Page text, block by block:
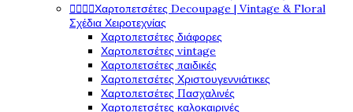
Χαρτοπετσέτες Decoupage | Vintage & Floral
Σχέδια Χειροτεχνίας
Χαρτοπετσέτες διάφορες
Χαρτοπετσέτες vintage
Χαρτοπετσέτες παιδικές
Χαρτοπετσέτες Χριστουγεννιάτικες
Χαρτοπετσέτες Πασχαλινές
Χαρτοπετσέτες καλοκαιρινές